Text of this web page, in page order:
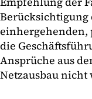
Berücksichtigung
einhergehenden,
die
Ansprüche aus
Netzausbau